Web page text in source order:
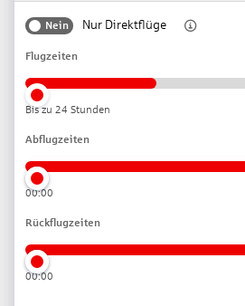
Nein Nur Direktflüge
Flugzeiten
Bis zu 24 Stunden
Abflugzeiten
00:00
Rückflugzeiten
00:00